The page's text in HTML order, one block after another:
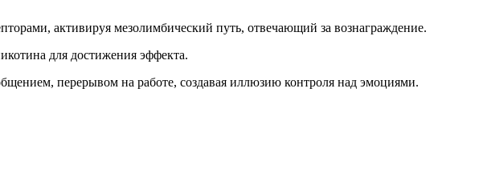
активируя мезолимбический путь, отвечающий за вознаграждение.
для достижения эффекта.
перерывом на работе, создавая иллюзию контроля над эмоциями.